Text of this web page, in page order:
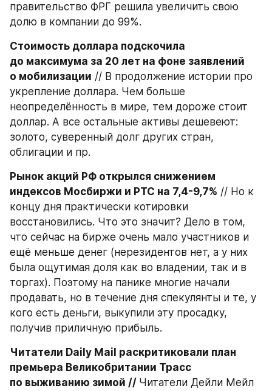
правительство ФРГ решила увеличить свою
долю в компании до 99%.
Стоимость доллара подскочила
до максимума за 20 лет на фоне заявлений
о мобилизации // В продолжение истории про
укрепление доллара. Чем больше
неопределённость в мире, тем дороже стоит
доллар. А все остальные активы дешевеют:
золото, суверенный долг других стран,
облигации и пр.
Рынок акций РФ открылся снижением
индексов Мосбиржи и РТС на 7,4-9,7% // Но к
концу дня практически котировки
восстановились. Что это значит? Дело в том,
что сейчас на бирже очень мало участников и
ещё меньше денег (нерезидентов нет, а у них
была ощутимая доля как во владении, так и в
торгах). Поэтому на панике многие начали
продавать, но в течение дня спекулянты и те, у
кого есть деньги, выкупили эту просадку,
получив приличную прибыль.
Читатели Daily Mail раскритиковали план
премьера Великобритании Трасс
по выживанию зимой // Читатели Дейли Мейл